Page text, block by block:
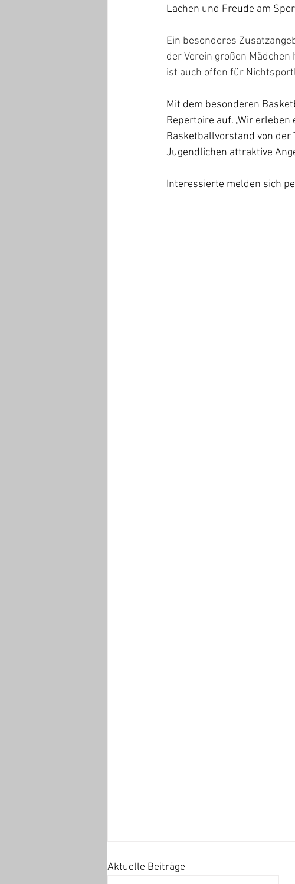
Lachen und Freude am
Ein besonderes
der Verein großen
ist auch offen für
Mit dem besonderen
Repertoire auf. „Wir
Basketballvorstand von der
Jugendlichen attraktive
Interessierte melden sich
Aktuelle Beiträge